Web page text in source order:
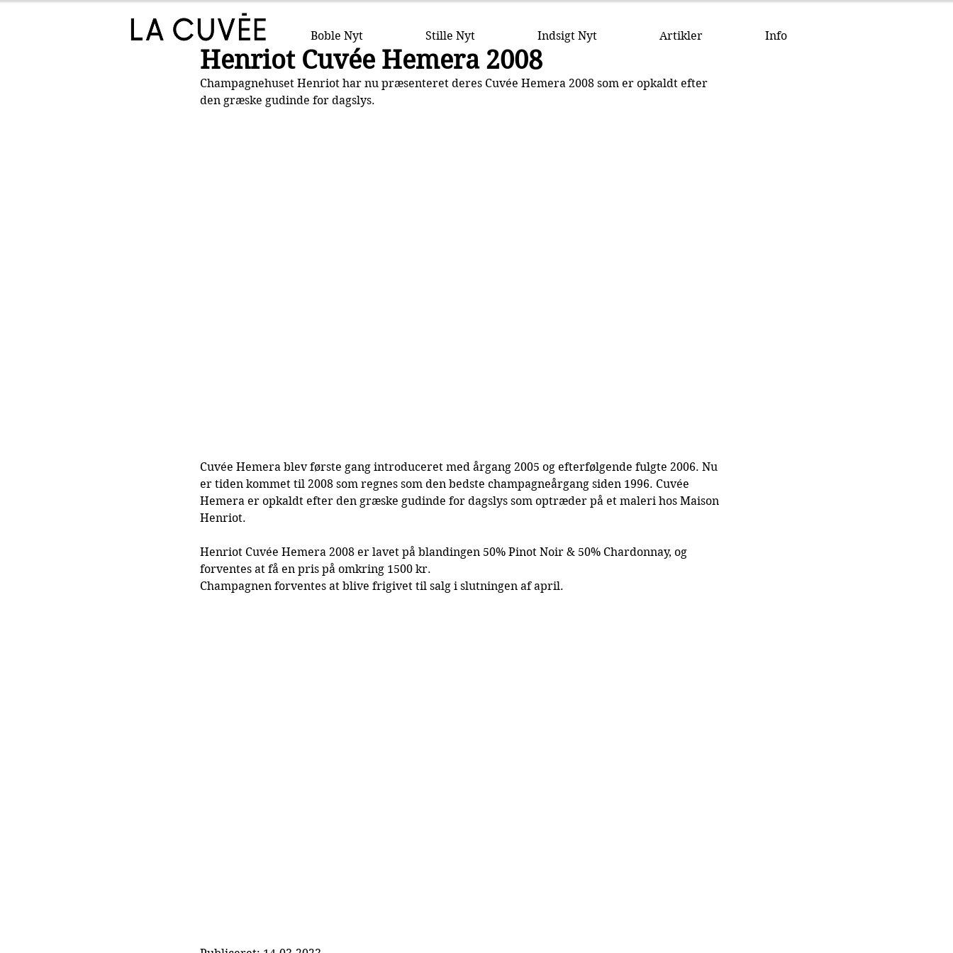
Boble Nyt Stille Nyt Indsigt Nyt Artikler Info
Henriot Cuvée Hemera 2008
Champagnehuset Henriot har nu præsenteret deres Cuvée Hemera 2008 som er opkaldt efter
den græske gudinde for dagslys.
Cuvée Hemera blev første gang introduceret med årgang 2005 og efterfølgende fulgte 2006. Nu
er tiden kommet til 2008 som regnes som den bedste champagneårgang siden 1996. Cuvée
Hemera er opkaldt efter den græske gudinde for dagslys som optræder på et maleri hos Maison
Henriot.
Henriot Cuvée Hemera 2008 er lavet på blandingen 50% Pinot Noir & 50% Chardonnay, og
forventes at få en pris på omkring 1500 kr.
Champagnen forventes at blive frigivet til salg i slutningen af april.